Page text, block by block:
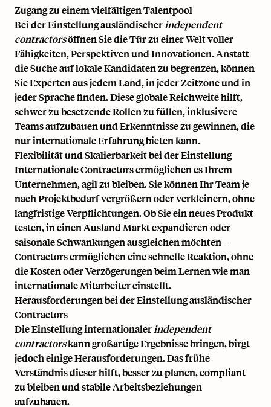
Zugang zu einem vielfältigen Talentpool
Bei der Einstellung ausländischerindependent
contractorsöffnen Sie die Tür zu einer Welt voller
Fähigkeiten, Perspektiven und Innovationen. Anstatt
die Suche auf lokale Kandidaten zu begrenzen, können
Sie Experten aus jedem Land, in jeder Zeitzone und in
jeder Sprache finden. Diese globale Reichweite hilft,
schwer zu besetzende Rollen zu füllen, inklusivere
Teams aufzubauen und Erkenntnisse zu gewinnen, die
nur internationale Erfahrung bieten kann.
Flexibilität und Skalierbarkeit bei der Einstellung
Internationale Contractors ermöglichen es Ihrem
Unternehmen, agil zu bleiben. Sie können Ihr Team je
nach Projektbedarf vergrößern oder verkleinern, ohne
langfristige Verpflichtungen. Ob Sie ein neues Produkt
testen, in einen Ausland Markt expandieren oder
saisonale Schwankungen ausgleichen möchten –
Contractors ermöglichen eine schnelle Reaktion, ohne
die Kosten oder Verzögerungen beim Lernenwie man
internationale Mitarbeiter einstellt.
Herausforderungen bei der Einstellung ausländischer
Contractors
Die Einstellung internationalerindependent
contractorskann großartige Ergebnisse bringen, birgt
jedoch einige Herausforderungen. Das frühe
Verständnis dieser hilft, besser zu planen, compliant
zu bleiben und stabile Arbeitsbeziehungen
aufzubauen.